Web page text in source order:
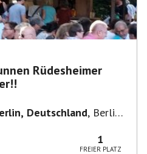
Rüdesheimer
Deutschland, Berlin-
1
FREIER PLATZ